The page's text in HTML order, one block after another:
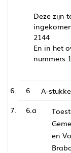
Deze zijn
2144
En in het
nummers
6
A-
6.a
en